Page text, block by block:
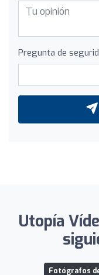
Pregunta de
Utopía
Fotógrafos